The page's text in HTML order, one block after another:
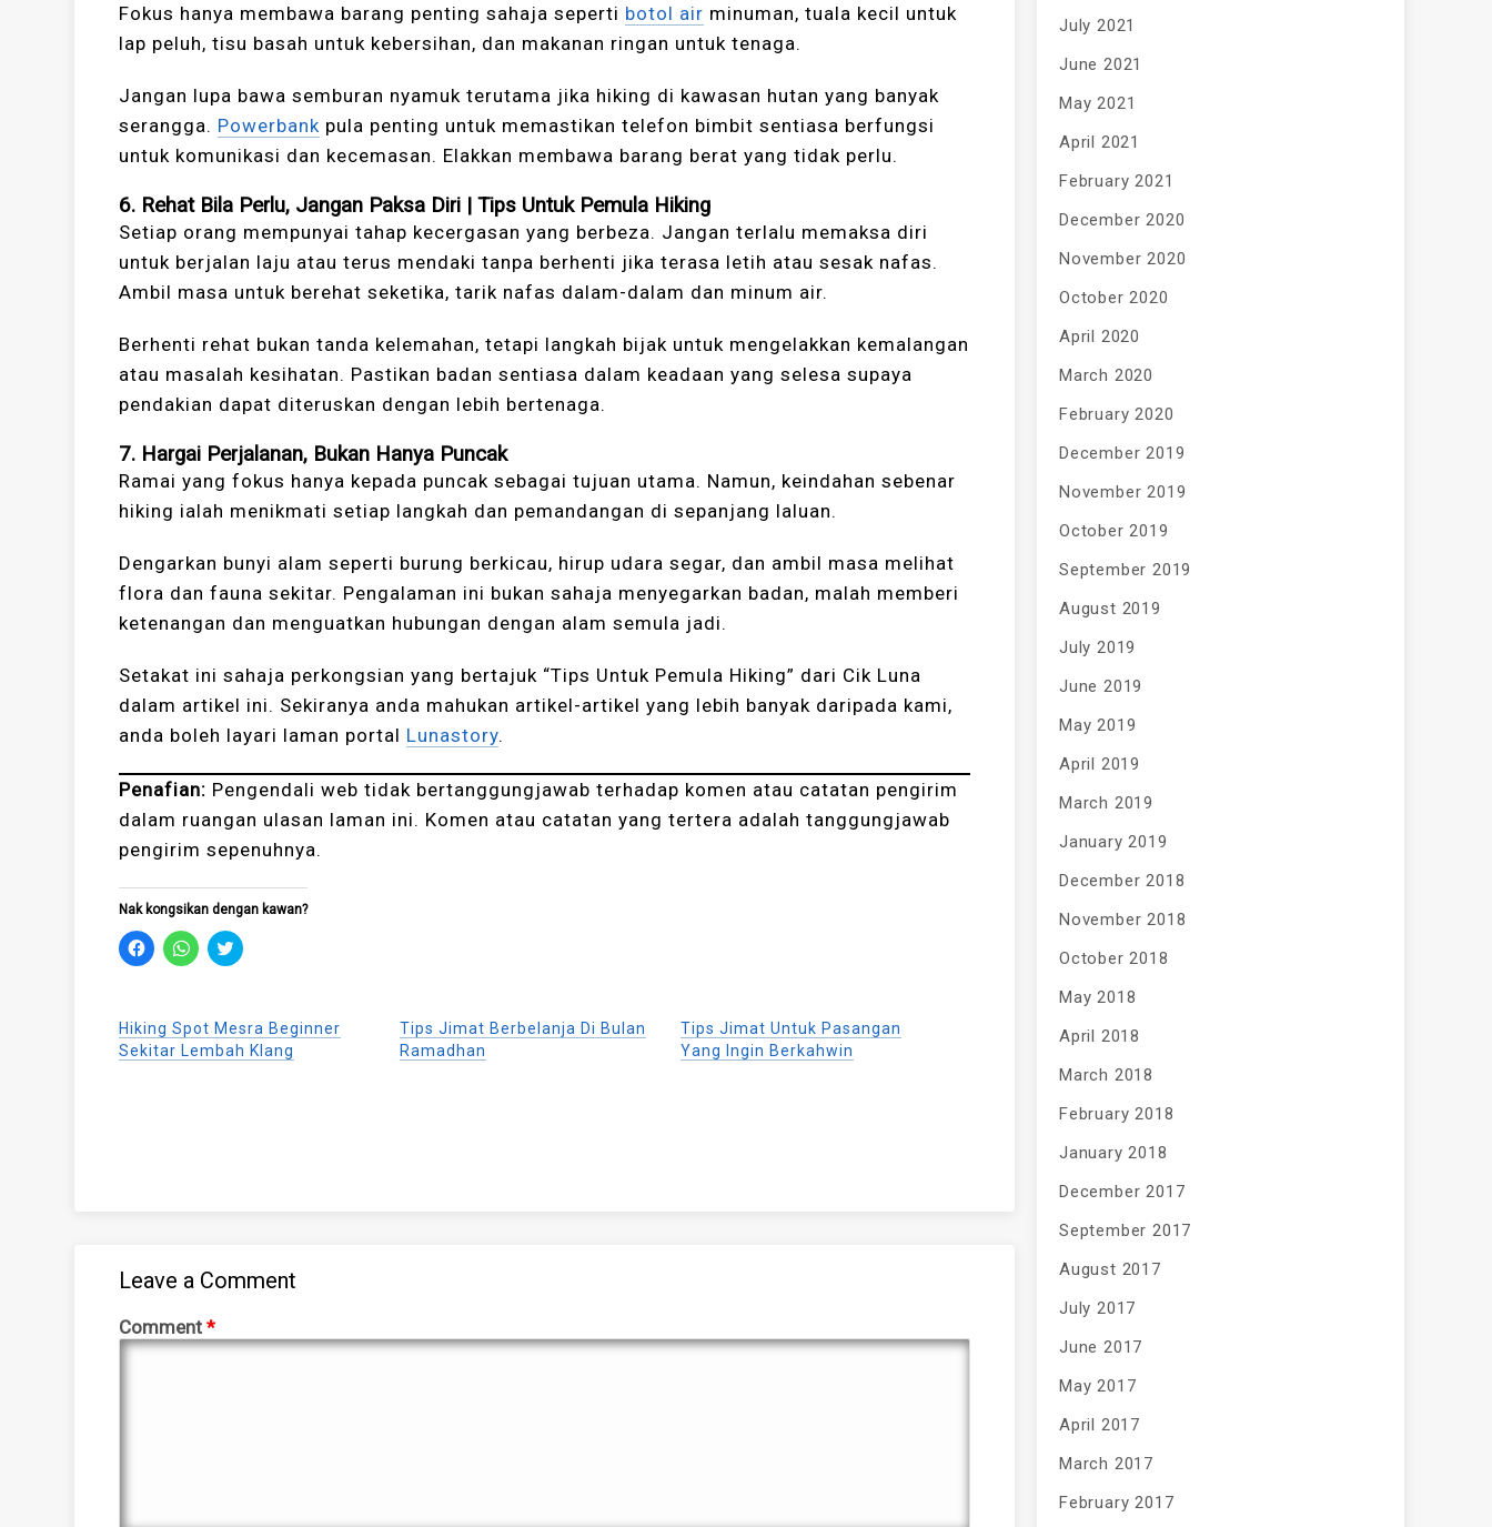
Fokus hanya membawa barang penting sahaja seperti botol air minuman, tuala kecil untuk
lap peluh, tisu basah untuk kebersihan, dan makanan ringan untuk tenaga.
Jangan lupa bawa semburan nyamuk terutama jika hiking di kawasan hutan yang banyak
serangga. Powerbank pula penting untuk memastikan telefon bimbit sentiasa berfungsi
untuk komunikasi dan kecemasan. Elakkan membawa barang berat yang tidak perlu.
6. Rehat Bila Perlu, Jangan Paksa Diri |Tips Untuk Pemula Hiking
Setiap orang mempunyai tahap kecergasan yang berbeza. Jangan terlalu memaksa diri
untuk berjalan laju atau terus mendaki tanpa berhenti jika terasa letih atau sesak nafas.
Ambil masa untuk berehat seketika, tarik nafas dalam-dalam dan minum air.
Berhenti rehat bukan tanda kelemahan, tetapi langkah bijak untuk mengelakkan kemalangan
atau masalah kesihatan. Pastikan badan sentiasa dalam keadaan yang selesa supaya
pendakian dapat diteruskan dengan lebih bertenaga.
7. Hargai Perjalanan, Bukan Hanya Puncak
Ramai yang fokus hanya kepada puncak sebagai tujuan utama. Namun, keindahan sebenar
hiking ialah menikmati setiap langkah dan pemandangan di sepanjang laluan.
Dengarkan bunyi alam seperti burung berkicau, hirup udara segar, dan ambil masa melihat
flora dan fauna sekitar. Pengalaman ini bukan sahaja menyegarkan badan, malah memberi
ketenangan dan menguatkan hubungan dengan alam semula jadi.
Setakat ini sahaja perkongsian yang bertajuk “Tips Untuk Pemula Hiking” dari Cik Luna
dalam artikel ini. Sekiranya anda mahukan artikel-artikel yang lebih banyak daripada kami,
anda boleh layari laman portal Lunastory.
Penafian: Pengendali web tidak bertanggungjawab terhadap komen atau catatan pengirim
dalam ruangan ulasan laman ini. Komen atau catatan yang tertera adalah tanggungjawab
pengirim sepenuhnya.
Nak kongsikan dengan kawan?
Click
to
(Opens
in
new
window)
Click
to
(Opens
in
new
window)
Click
to
(Opens
in
new
window)
Hiking Spot Mesra Beginner
Sekitar Lembah Klang
Tips Jimat Berbelanja Di Bulan
Ramadhan
Tips Jimat Untuk Pasangan
Yang Ingin Berkahwin
Leave a Comment
Comment*
July 2021
June 2021
May 2021
April 2021
February 2021
December 2020
November 2020
October 2020
April 2020
March 2020
February 2020
December 2019
November 2019
October 2019
September 2019
August 2019
July 2019
June 2019
May 2019
April 2019
March 2019
January 2019
December 2018
November 2018
October 2018
May 2018
April 2018
March 2018
February 2018
January 2018
December 2017
September 2017
August 2017
July 2017
June 2017
May 2017
April 2017
March 2017
February 2017